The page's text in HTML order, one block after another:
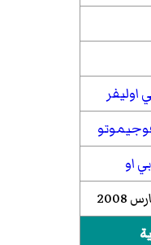
اوليفر
او